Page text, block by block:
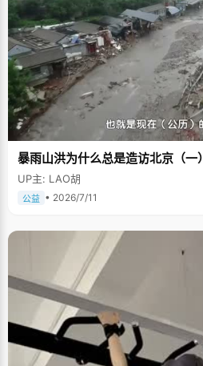
暴雨山洪为什么总是造访北京（一）
UP主: LAO胡
公益 • 2026/7/11